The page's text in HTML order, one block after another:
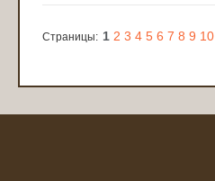
Страницы: 1 2 3 4 5 6 7 8 9 10